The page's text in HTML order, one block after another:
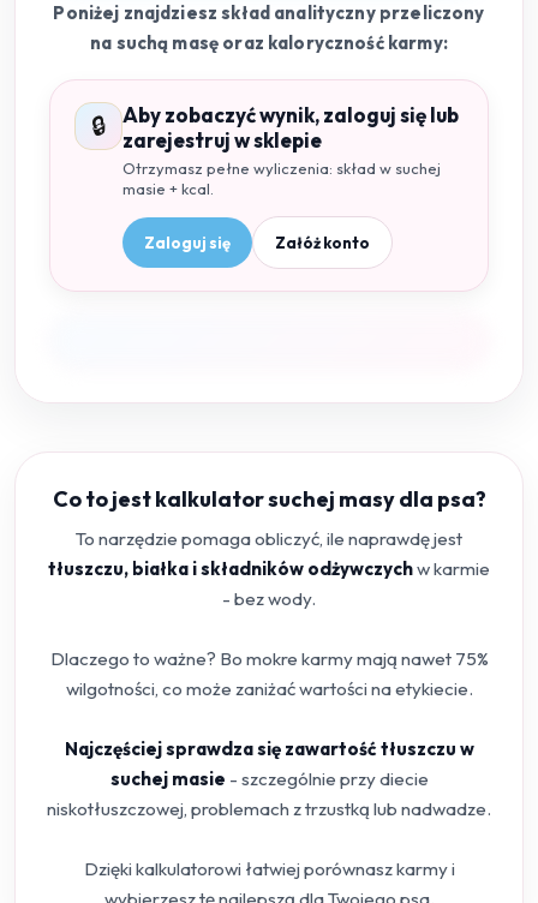
Poniżej znajdziesz skład analityczny przeliczony
na suchą masę oraz kaloryczność karmy:
🔒
Aby zobaczyć wynik, zaloguj się lub
zarejestruj w sklepie
Otrzymasz pełne wyliczenia: skład w suchej
masie + kcal.
Zaloguj się Załóż konto
Co to jest kalkulator suchej masy dla psa?
To narzędzie pomaga obliczyć, ile naprawdę jest
tłuszczu, białka i składników odżywczychw karmie
- bez wody.
Dlaczego to ważne? Bo mokre karmy mają nawet 75%
wilgotności, co może zaniżać wartości na etykiecie.
Najczęściej sprawdza się zawartość tłuszczu w
suchej masie - szczególnie przy diecie
niskotłuszczowej, problemach z trzustką lub nadwadze.
Dzięki kalkulatorowi łatwiej porównasz karmy i